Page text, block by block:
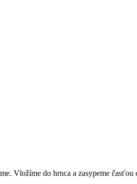
Vložíme do hrnca a zasypeme